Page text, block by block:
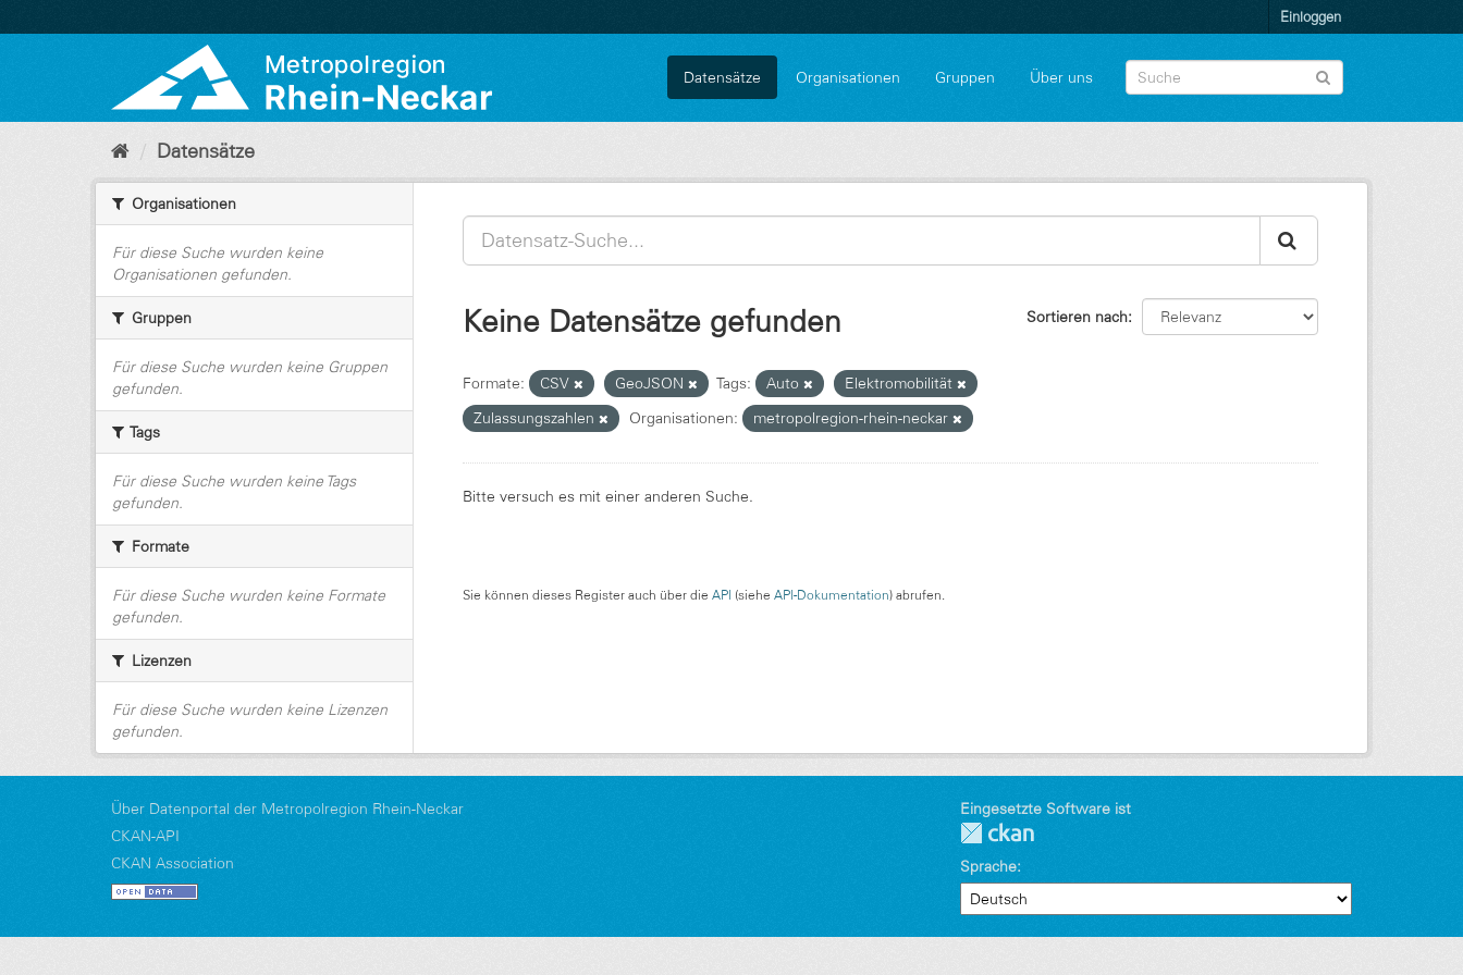
zum
Einloggen
Datensätze Organisationen Gruppen Über uns
Datensätze
Organisationen
Für diese Suche wurden keine
Organisationen gefunden.
Gruppen
Für diese Suche wurden keine Gruppen
gefunden.
Tags
Für diese Suche wurden keine Tags
gefunden.
Formate
Für diese Suche wurden keine Formate
gefunden.
Lizenzen
Für diese Suche wurden keine Lizenzen
gefunden.
Sortieren nach
Keine Datensätze gefunden
Formate: CSV GeoJSON Tags: Auto
Elektromobilität
Zulassungszahlen
Organisationen: metropolregion-rhein-neckar
Bitte versuch es mit einer anderen Suche.
Sie können dieses Register auch über die API (siehe API-Dokumentation) abrufen.
Über Datenportal der Metropolregion Rhein-Neckar
CKAN-API
CKAN Association
Eingesetzte Software ist
Sprache